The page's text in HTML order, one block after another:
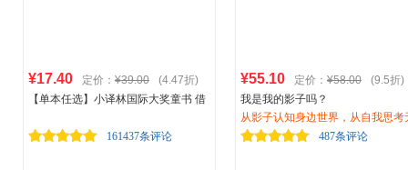
¥17.40 定价： ¥39.00
(4.47折)
【单本任选】小译林国际大奖童书 借
行账户 老师，水缸破了 作业机器的秘
161437条评论
¥55.10 定价： ¥58.00
(9.5折)
我是我的影子吗？
从影子认知身边世界，从自我思考
数可能 |一堂脑洞大开的“影子哲学
487条评论